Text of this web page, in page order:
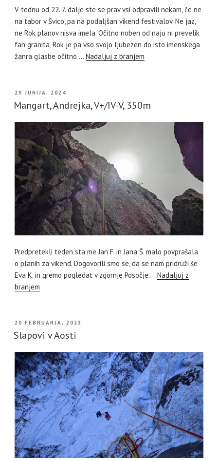
V tednu od 22. 7. dalje ste se prav vsi odpravili nekam, če ne
na tabor v Švico, pa na podaljšan vikend festivalov. Ne jaz,
ne Rok planov nisva imela. Očitno noben od naju ni prevelik
fan granita, Rok je pa vso svojo ljubezen do isto imenskega
žanra glasbe očitno … Nadaljuj z branjem
OBJAVLJENO
DNE
29 JUNIJA, 2024
Mangart, Andrejka, V+/IV-V, 350m
Predpretekli teden sta me Jan F. in Jana Š. malo povprašala
o planih za vikend. Dogovorili smo se, da se nam pridruži še
Eva K. in gremo pogledat v zgornje Posočje.… Nadaljuj z
branjem
OBJAVLJENO
DNE
20 FEBRUARJA, 2023
Slapovi v Aosti